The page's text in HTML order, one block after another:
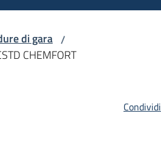
di gara /
CHEMFORT
Condividi